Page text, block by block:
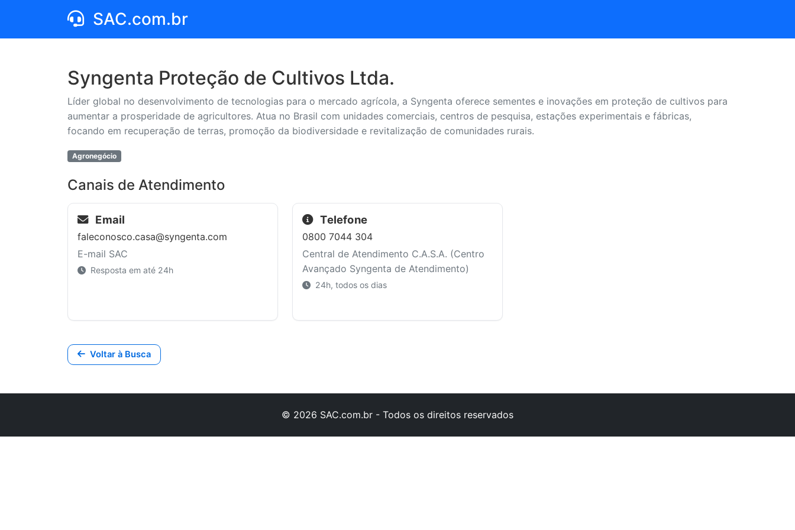
SAC.com.br
Syngenta Proteção de Cultivos Ltda.
Líder global no desenvolvimento de tecnologias para o mercado agrícola, a Syngenta oferece sementes e inovações em proteção de cultivos para
aumentar a prosperidade de agricultores. Atua no Brasil com unidades comerciais, centros de pesquisa, estações experimentais e fábricas,
focando em recuperação de terras, promoção da biodiversidade e revitalização de comunidades rurais.
Agronegócio
Canais de Atendimento
Email
faleconosco.casa@syngenta.com
E-mail SAC
Resposta em até 24h
Telefone
0800 7044 304
Central de Atendimento C.A.S.A. (Centro
Avançado Syngenta de Atendimento)
24h, todos os dias
Voltar à Busca
© 2026 SAC.com.br - Todos os direitos reservados